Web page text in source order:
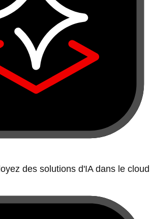
des solutions d'IA dans le cloud